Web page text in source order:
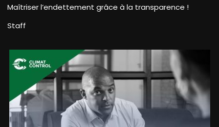
Maîtriser l’endettement grâce à la transparence !
Staff